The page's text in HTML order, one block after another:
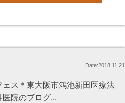
Date:2018.11.21
ェス＊東大阪市鴻池新田医療法
医院のブログ...